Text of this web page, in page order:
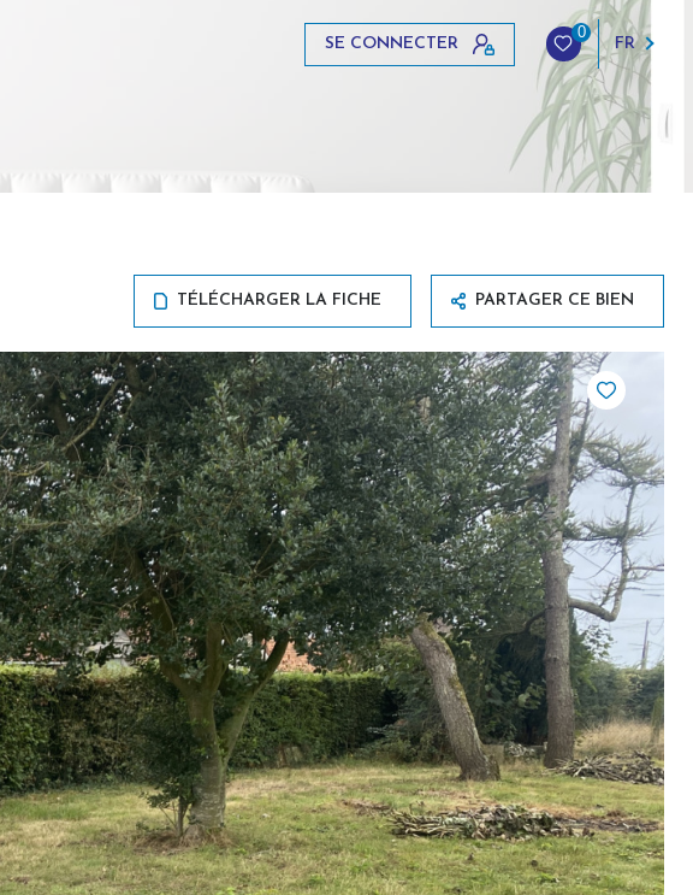
SE CONNECTER
0
FR
TÉLÉCHARGER LA FICHE PARTAGER CE BIEN